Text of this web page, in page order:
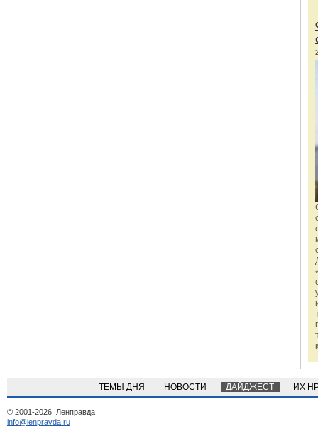
ТЕМЫ ДНЯ НОВОСТИ ДАЙДЖЕСТ ИХ
© 2001-2026, Ленправда
info@lenpravda.ru